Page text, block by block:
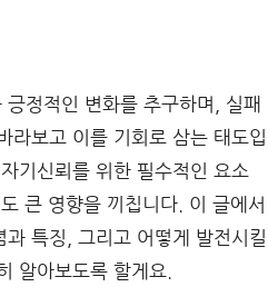
긍정적인 변화를 추구하며, 실패
라보고 이를 기회로 삼는 태도입
기신뢰를 위한 필수적인 요소
큰 영향을 끼칩니다. 이 글에서
과 특징, 그리고 어떻게 발전시킬
알아보도록 할게요.